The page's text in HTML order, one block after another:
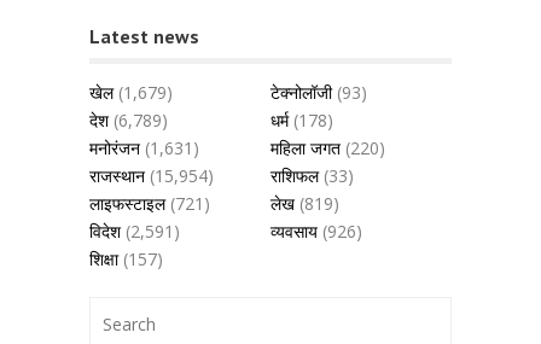
Latest news
खेल(1,679) टेक्नोलॉजी(93)
देश(6,789) धर्म(178)
मनोरंजन (1,631) महिला जगत (220)
राजस्थान (15,954) राशिफल(33)
लाइफस्टाइल(721) लेख (819)
विदेश(2,591) व्यवसाय (926)
शिक्षा(157)